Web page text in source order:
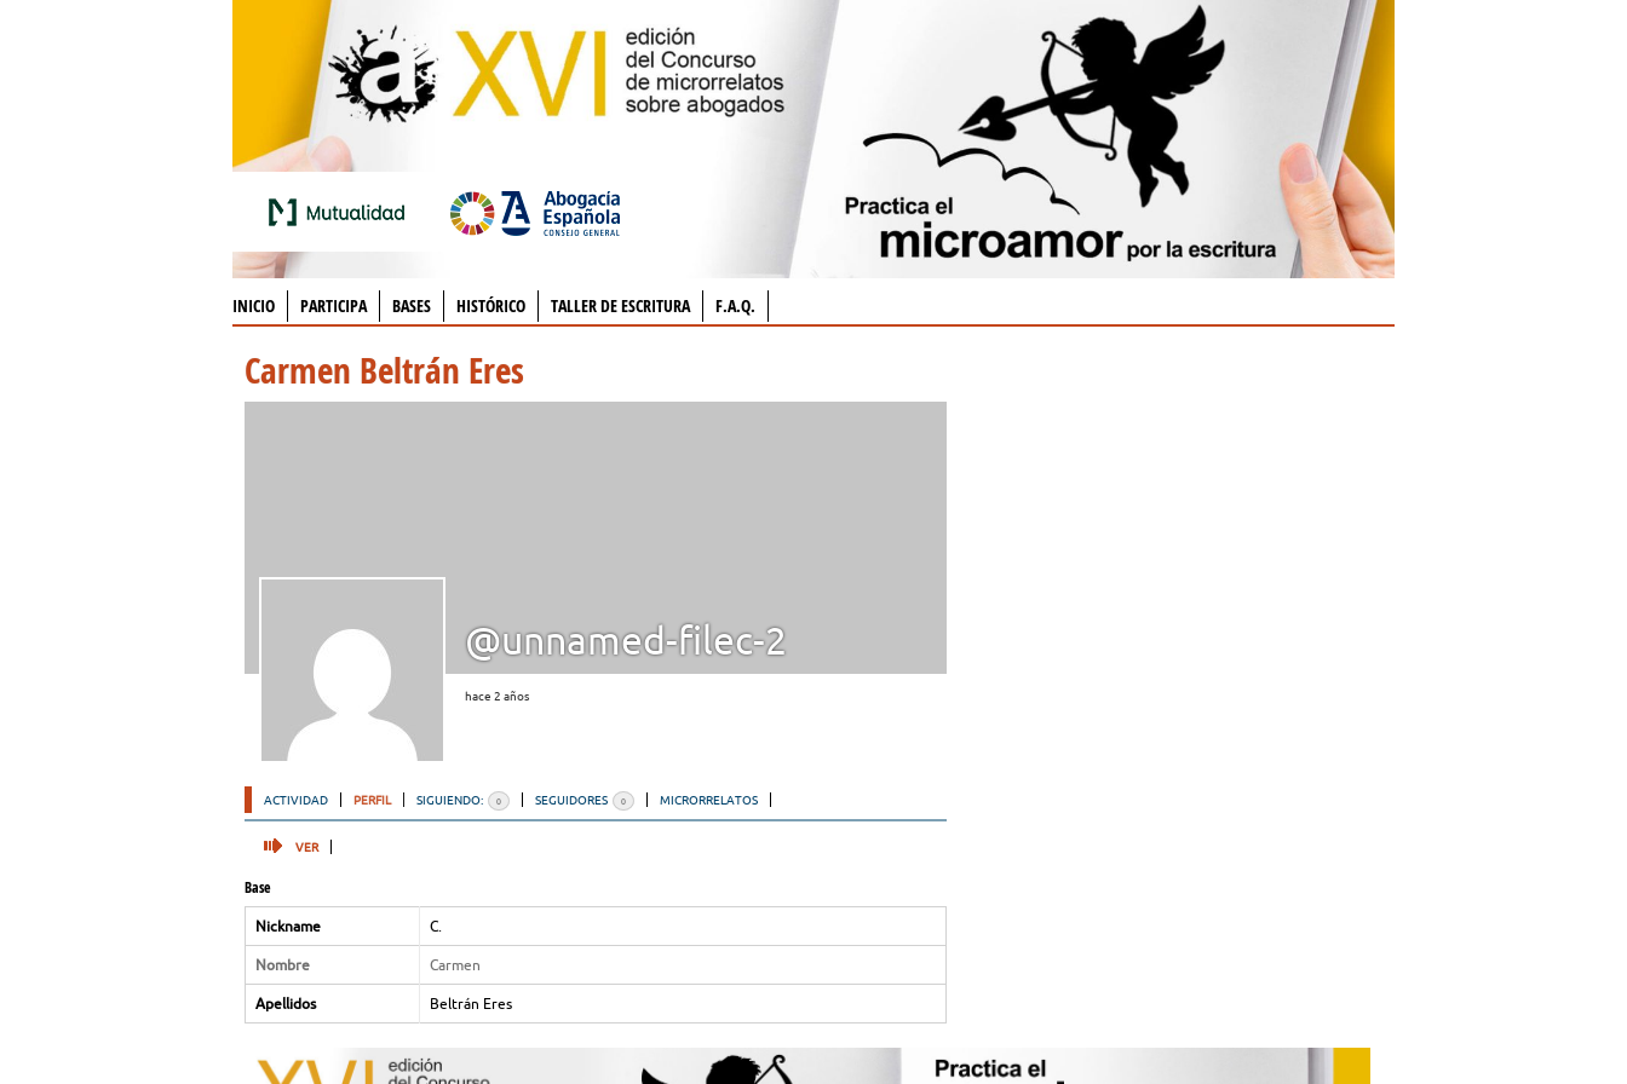
INICIO PARTICIPA BASES HISTÓRICO TALLER DE ESCRITURA F.A.Q.
Carmen Beltrán Eres
@unnamed-filec-2
hace 2 años
ACTIVIDAD PERFIL SIGUIENDO: 0 SEGUIDORES 0 MICRORRELATOS
VER
Base
Nickname C.
Nombre Carmen
Apellidos Beltrán Eres